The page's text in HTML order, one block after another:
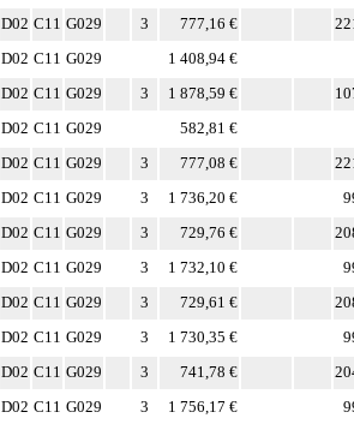
D02 C11 G029 3 777,16 €
D02 C11 G029
1 408,94 €
D02 C11 G029 3 1 878,59 €
D02 C11 G029
582,81 €
D02 C11 G029 3 777,08 €
D02 C11 G029 3 1 736,20 €
D02 C11 G029 3 729,76 €
D02 C11 G029 3 1 732,10 €
D02 C11 G029 3 729,61 €
D02 C11 G029 3 1 730,35 €
D02 C11 G029 3 741,78 €
D02 C11 G029 3 1 756,17 €